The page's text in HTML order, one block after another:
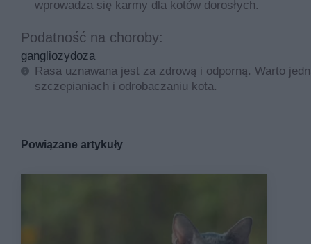
wprowadza się karmy dla kotów dorosłych.
Podatność na choroby:
gangliozydoza
Rasa uznawana jest za zdrową i odporną. Warto
szczepianiach i odrobaczaniu kota.
Powiązane artykuły